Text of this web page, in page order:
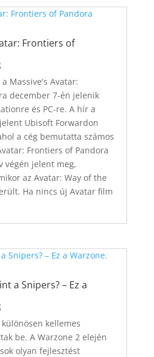
Frontiers of
Massive's Avatar:
december 7-én jelenik
és PC-re. A hír a
Ubisoft Forwardon
a cég bemutatta számos
Frontiers of Pandora
végén jelent meg,
az Avatar: Way of the
Ha nincs új Avatar film
a Snipers? – Ez a
kellemes
be. A Warzone 2 elején
olyan fejlesztést